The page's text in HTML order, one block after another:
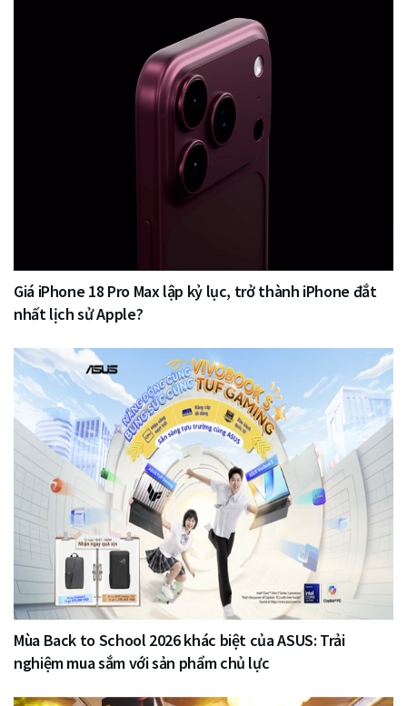
Giá iPhone 18 Pro Max lập kỷ lục, trở thành iPhone đắt
nhất lịch sử Apple?
Mùa Back to School 2026 khác biệt của ASUS: Trải
nghiệm mua sắm với sản phẩm chủ lực